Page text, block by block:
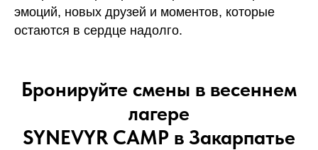
эмоций, новых друзей и моментов, которые
остаются в сердце надолго.
Бронируйте смены в весеннем
лагере
SYNEVYR CAMP в Закарпатье